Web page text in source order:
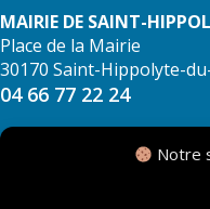
Notre
MAIRIE DE SAINT-
Place de la Mairie
30170 Saint-Hippolyte-
04 66 77 22 24